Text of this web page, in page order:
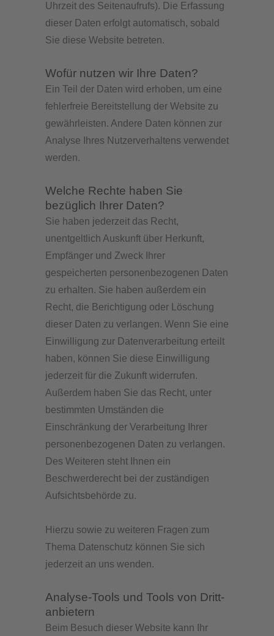
Uhrzeit des Seitenaufrufs). Die Erfassung
dieser Daten erfolgt automatisch, sobald
Sie diese Website betreten.
Wofür nutzen wir Ihre Daten?
Ein Teil der Daten wird erhoben, um eine
fehlerfreie Bereitstellung der Website zu
gewährleisten. Andere Daten können zur
Analyse Ihres Nutzerverhaltens verwendet
werden.
Welche Rechte haben Sie
bezüglich Ihrer Daten?
Sie haben jederzeit das Recht,
unentgeltlich Auskunft über Herkunft,
Empfänger und Zweck Ihrer
gespeicherten personenbezogenen Daten
zu erhalten. Sie haben außerdem ein
Recht, die Berichtigung oder Löschung
dieser Daten zu verlangen. Wenn Sie eine
Einwilligung zur Datenverarbeitung erteilt
haben, können Sie diese Einwilligung
jederzeit für die Zukunft widerrufen.
Außerdem haben Sie das Recht, unter
bestimmten Umständen die
Einschränkung der Verarbeitung Ihrer
personenbezogenen Daten zu verlangen.
Des Weiteren steht Ihnen ein
Beschwerderecht bei der zuständigen
Aufsichtsbehörde zu.
Hierzu sowie zu weiteren Fragen zum
Thema Datenschutz können Sie sich
jederzeit an uns wenden.
Analyse-Tools und Tools von Dritt­
anbietern
Beim Besuch dieser Website kann Ihr